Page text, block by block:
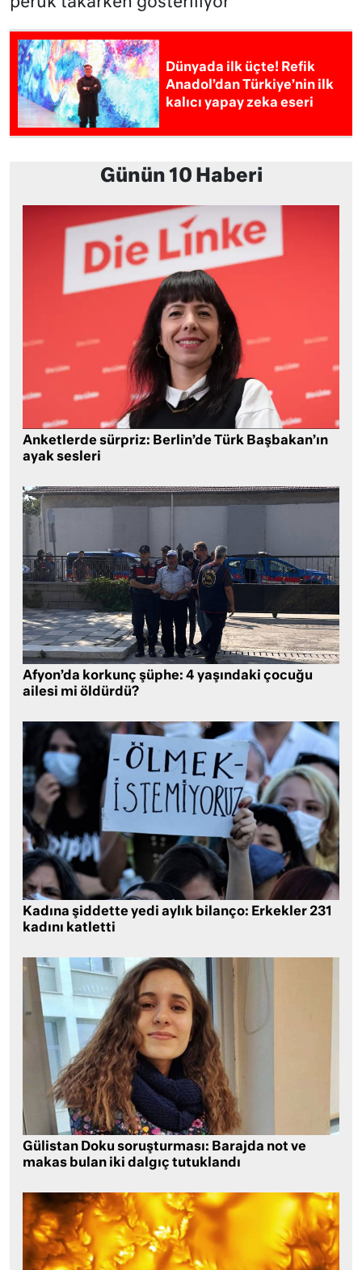
Dünyada ilk üçte! Refik
Anadol’dan Türkiye’nin ilk
kalıcı yapay zeka eseri
Günün 10 Haberi
Anketlerde sürpriz: Berlin’de Türk Başbakan’ın
ayak sesleri
Afyon’da korkunç şüphe: 4 yaşındaki çocuğu
ailesi mi öldürdü?
Kadına şiddette yedi aylık bilanço: Erkekler 231
kadını katletti
Gülistan Doku soruşturması: Barajda not ve
makas bulan iki dalgıç tutuklandı